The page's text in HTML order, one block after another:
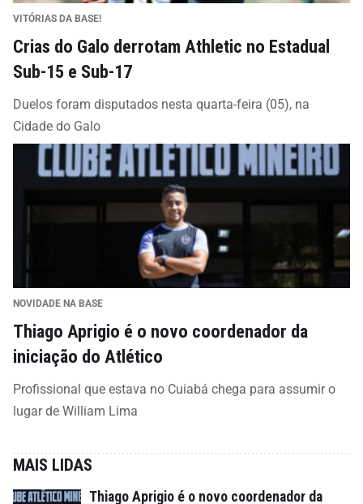
VITÓRIAS DA BASE!
Crias do Galo derrotam Athletic no Estadual
Sub-15 e Sub-17
Duelos foram disputados nesta quarta-feira (05), na
Cidade do Galo
NOVIDADE NA BASE
Thiago Aprigio é o novo coordenador da
iniciação do Atlético
Profissional que estava no Cuiabá chega para assumir o
lugar de William Lima
MAIS LIDAS
Thiago Aprigio é o novo coordenador da